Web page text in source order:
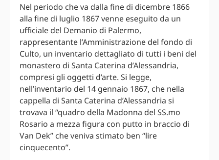
Nel periodo che va dalla fine di dicembre 1866
alla fine di luglio 1867 venne eseguito da un
ufficiale del Demanio di Palermo,
rappresentante l’Amministrazione del fondo di
Culto, un inventario dettagliato di tutti i beni del
monastero di Santa Caterina d’Alessandria,
compresi gli oggetti d’arte. Si legge,
nell’inventario del 14 gennaio 1867, che nella
cappella di Santa Caterina d’Alessandria si
trovava il “quadro della Madonna del SS.mo
Rosario a mezza figura con putto in braccio di
Van Dek” che veniva stimato ben “lire
cinquecento”.